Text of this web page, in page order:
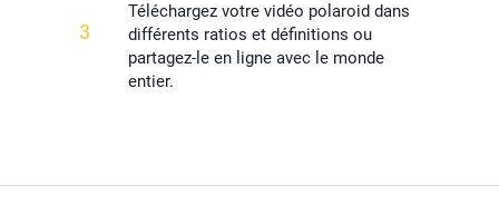
3
Téléchargez votre vidéo polaroid dans
différents ratios et définitions ou
partagez-le en ligne avec le monde
entier.